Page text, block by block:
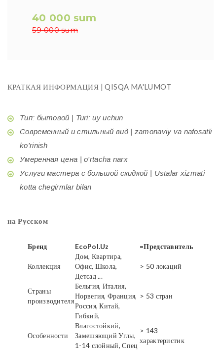
40 000 sum
59 000 sum
КРАТКАЯ ИНФОРМАЦИЯ | QISQA MA'LUMOT
Тип: бытовой | Turi: uy uchun
Современный и стильный вид | zamonaviy va nafosatli
ko'rinish
Умеренная цена | o'rtacha narx
Услуги мастера с большой скидкой | Ustalar xizmati
kotta chegirmlar bilan
на Русском
Бренд EcoPol.Uz =Представитель
Коллекция
Дом, Квартира,
Офис, Школа,
Детсад ...
> 50 локаций
Страны
производителя
Бельгия, Италия,
Норвегия, Франция,
Россия, Китай,
> 53 стран
Особенности
Гибкий,
Влагостойкий,
Замешяющий Углы,
1-14 слойный, Спец
> 143
характеристик